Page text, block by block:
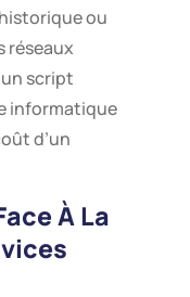
ou
réseaux
script
informatique
d’un
À La